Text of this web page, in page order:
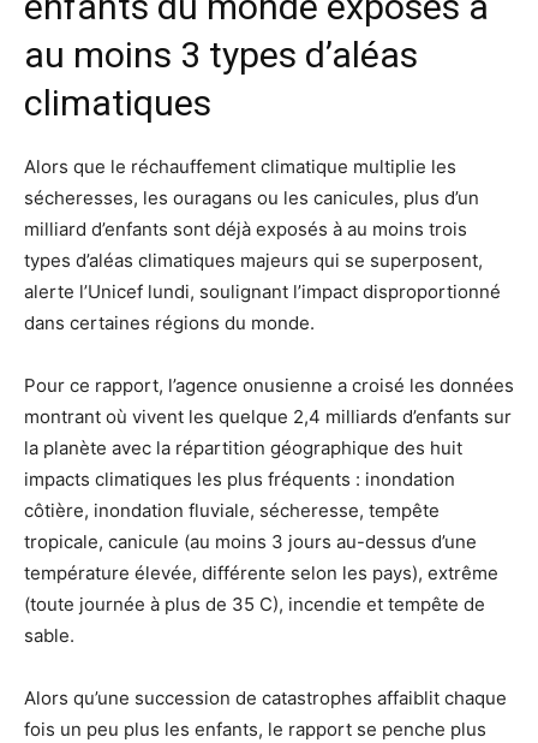
au moins 3 types d’aléas
climatiques
Alors que le réchauffement climatique multiplie les
sécheresses, les ouragans ou les canicules, plus d’un
milliard d’enfants sont déjà exposés à au moins trois
types d’aléas climatiques majeurs qui se superposent,
alerte l’Unicef lundi, soulignant l’impact disproportionné
dans certaines régions du monde.
Pour ce rapport, l’agence onusienne a croisé les données
montrant où vivent les quelque 2,4 milliards d’enfants sur
la planète avec la répartition géographique des huit
impacts climatiques les plus fréquents : inondation
côtière, inondation fluviale, sécheresse, tempête
tropicale, canicule (au moins 3 jours au-dessus d’une
température élevée, différente selon les pays), extrême
(toute journée à plus de 35 C), incendie et tempête de
sable.
Alors qu’une succession de catastrophes affaiblit chaque
fois un peu plus les enfants, le rapport se penche plus